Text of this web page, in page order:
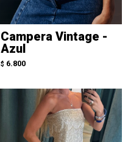
Campera Vintage -
Azul
$ 6.800